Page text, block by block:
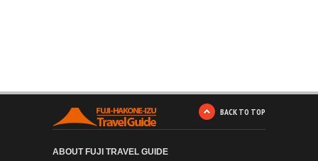
BACK TO TOP
ABOUT FUJI TRAVEL GUIDE